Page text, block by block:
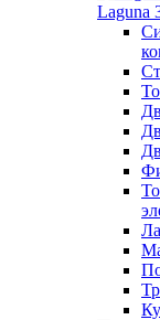
Laguna